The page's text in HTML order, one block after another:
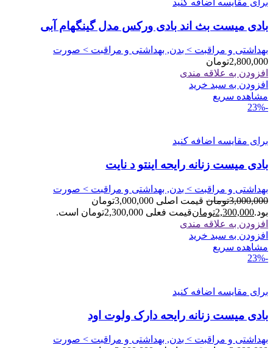
برای مقایسه اضافه کنید
بادی میست بث اند بادی ورکس مدل گینگهام آبی
بهداشتی و مراقبت > بدن, بهداشتی و مراقبت > صورت
2,800,000تومان
افزودن به علاقه مندی
افزودن به سبد خرید
مشاهده سریع
-23%
برای مقایسه اضافه کنید
بادی میست زنانه رایحه اینتو د نایت
بهداشتی و مراقبت > بدن, بهداشتی و مراقبت > صورت
3,000,000تومان
قیمت اصلی 3,000,000تومان
بود.2,300,000تومانقیمت فعلی 2,300,000تومان است.
افزودن به علاقه مندی
افزودن به سبد خرید
مشاهده سریع
-23%
برای مقایسه اضافه کنید
بادی میست زنانه رایحه دارک ولوت اود
بهداشتی و مراقبت > بدن, بهداشتی و مراقبت > صورت